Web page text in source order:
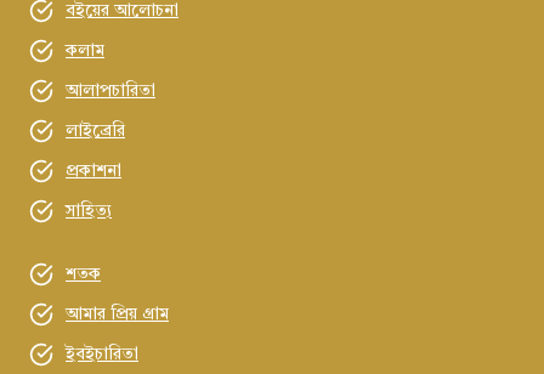
বইয়ের আলোচনা
কলাম
আলাপচারিতা
লাইব্রেরি
প্রকাশনা
সাহিত্য
শতক
আমার প্রিয় গ্রাম
ইবইচারিতা